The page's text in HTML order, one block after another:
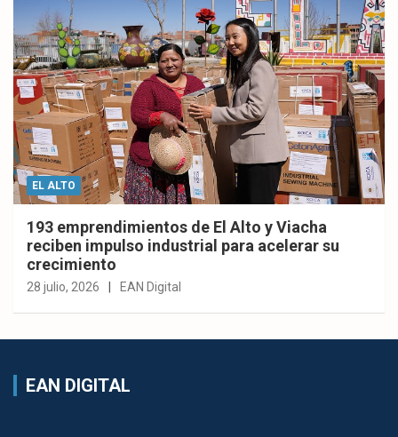
EL ALTO
193 emprendimientos de El Alto y Viacha
reciben impulso industrial para acelerar su
crecimiento
28 julio, 2026 EAN Digital
EAN DIGITAL